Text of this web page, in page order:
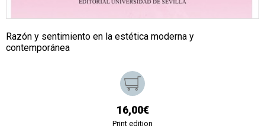
Razón y sentimiento en la estética moderna y
contemporánea
16,00€
Print edition